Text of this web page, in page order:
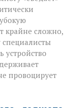
крайне сложно,
устройство
провоцирует